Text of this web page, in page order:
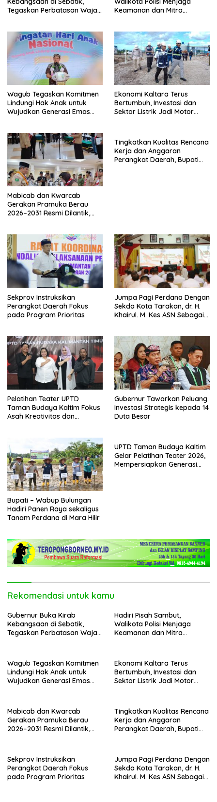
Tegaskan Perbatasan Wajah
Keamanan dan Mitra
Wagub Tegaskan Komitmen
Lindungi Hak Anak untuk
Wujudkan Generasi Emas
Ekonomi Kaltara Terus
Bertumbuh, Investasi dan
Sektor Listrik Jadi Motor
Mabicab dan Kwarcab
Gerakan Pramuka Berau
2026–2031 Resmi Dilantik,
Tingkatkan Kualitas Rencana
Kerja dan Anggaran
Perangkat Daerah, Bupati
Sekprov Instruksikan
Perangkat Daerah Fokus
pada Program Prioritas
Jumpa Pagi Perdana Dengan
Sekda Kota Tarakan, dr. H.
Khairul. M. Kes ASN Sebagai
Pelatihan Teater UPTD
Taman Budaya Kaltim Fokus
Asah Kreativitas dan
Gubernur Tawarkan Peluang
Investasi Strategis kepada 14
Duta Besar
Bupati – Wabup Bulungan
Hadiri Panen Raya sekaligus
Tanam Perdana di Mara Hilir
UPTD Taman Budaya Kaltim
Gelar Pelatihan Teater 2026,
Mempersiapkan Generasi
Rekomendasi untuk kamu
Gubernur Buka Kirab
Kebangsaan di Sebatik,
Tegaskan Perbatasan Wajah
Hadiri Pisah Sambut,
Walikota Polisi Menjaga
Keamanan dan Mitra
Wagub Tegaskan Komitmen
Lindungi Hak Anak untuk
Wujudkan Generasi Emas
Ekonomi Kaltara Terus
Bertumbuh, Investasi dan
Sektor Listrik Jadi Motor
Mabicab dan Kwarcab
Gerakan Pramuka Berau
2026–2031 Resmi Dilantik,
Tingkatkan Kualitas Rencana
Kerja dan Anggaran
Perangkat Daerah, Bupati
Sekprov Instruksikan
Perangkat Daerah Fokus
pada Program Prioritas
Jumpa Pagi Perdana Dengan
Sekda Kota Tarakan, dr. H.
Khairul. M. Kes ASN Sebagai